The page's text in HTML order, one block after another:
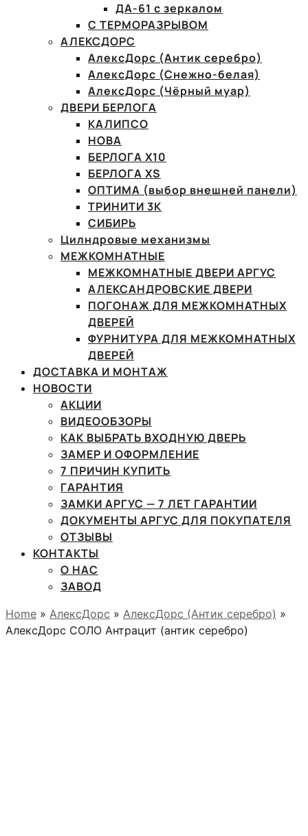
ДА-61 с зеркалом
С ТЕРМОРАЗРЫВОМ
АЛЕКСДОРС
АлексДорс (Антик серебро)
АлексДорс (Снежно-белая)
АлексДорс (Чёрный муар)
ДВЕРИ БЕРЛОГА
КАЛИПСО
НОВА
БЕРЛОГА Х10
БЕРЛОГА XS
ОПТИМА (выбор внешней панели)
ТРИНИТИ 3К
СИБИРЬ
Цилндровые механизмы
МЕЖКОМНАТНЫЕ
МЕЖКОМНАТНЫЕ ДВЕРИ АРГУС
АЛЕКСАНДРОВСКИЕ ДВЕРИ
ПОГОНАЖ ДЛЯ МЕЖКОМНАТНЫХ
ДВЕРЕЙ
ФУРНИТУРА ДЛЯ МЕЖКОМНАТНЫХ
ДВЕРЕЙ
ДОСТАВКА И МОНТАЖ
НОВОСТИ
АКЦИИ
ВИДЕООБЗОРЫ
КАК ВЫБРАТЬ ВХОДНУЮ ДВЕРЬ
ЗАМЕР И ОФОРМЛЕНИЕ
7 ПРИЧИН КУПИТЬ
ГАРАНТИЯ
ЗАМКИ АРГУС — 7 ЛЕТ ГАРАНТИИ
ДОКУМЕНТЫ АРГУС ДЛЯ ПОКУПАТЕЛЯ
ОТЗЫВЫ
КОНТАКТЫ
О НАС
ЗАВОД
Home » АлексДорс » АлексДорс (Антик серебро) »
АлексДорс СОЛО Антрацит (антик серебро)